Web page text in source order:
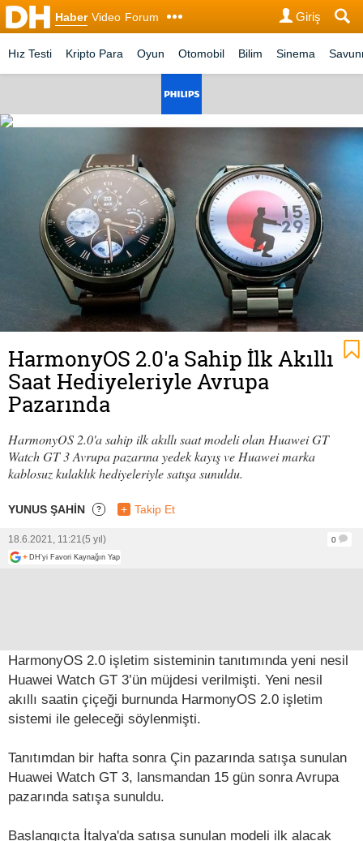
Haber Video Forum Giriş
Hız Testi Kripto Para Oyun Otomobil Bilim Sinema
HarmonyOS 2.0'a Sahip İlk Akıllı
Saat Hediyeleriyle Avrupa
Pazarında
HarmonyOS 2.0'a sahip ilk akıllı saat modeli olan Huawei GT
Watch GT 3 Avrupa pazarına yedek kayış ve Huawei marka
kablosuz kulaklık hediyeleriyle satışa sunuldu.
YUNUS ŞAHİN ? + Takip Et
18.6.2021, 11:21 (5 yıl)
0
+ DH'yi Favori Kaynağın Yap
HarmonyOS 2.0 işletim sisteminin tanıtımında yeni nesil
Huawei Watch GT 3’ün müjdesi verilmişti. Yeni nesil
akıllı saatin çiçeği burnunda HarmonyOS 2.0 işletim
sistemi ile geleceği söylenmişti.
Tanıtımdan bir hafta sonra Çin pazarında satışa sunulan
Huawei Watch GT 3, lansmandan 15 gün sonra Avrupa
pazarında satışa sunuldu.
Başlangıçta İtalya'da satışa sunulan modeli ilk alacak